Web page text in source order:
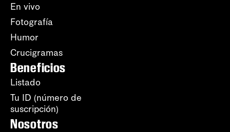
En vivo
Fotografía
Humor
Crucigramas
Beneficios
Listado
Tu ID (número de
suscripción)
Nosotros